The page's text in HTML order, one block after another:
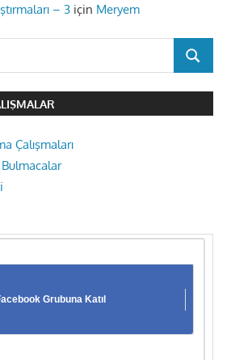
– 3 için Meryem
SEARCH
Çalışmaları
Grubuna Katıl